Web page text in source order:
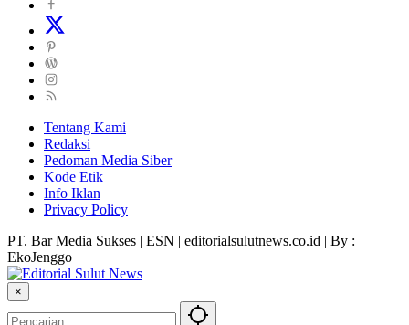
Tentang Kami
Redaksi
Pedoman Media Siber
Kode Etik
Info Iklan
Privacy Policy
PT. Bar Media Sukses | ESN | editorialsulutnews.co.id | By :
EkoJenggo
×